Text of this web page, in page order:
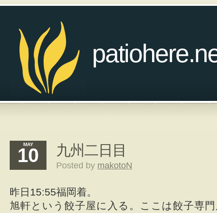
MAY
10 九州二日目
Posted by makotoN
昨日15:55福岡着。
旭軒という餃子屋に入る。ここは餃子専